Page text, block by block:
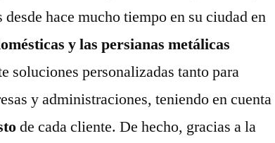
hace mucho tiempo en su ciudad en
y las persianas metálicas
soluciones personalizadas tanto para
y administraciones, teniendo en cuenta
de cada cliente. De hecho, gracias a la